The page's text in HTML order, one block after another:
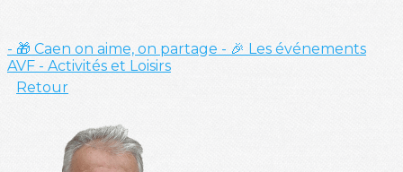
- 🎁 Caen on aime, on partage - 🎉 Les événements
AVF - Activités et Loisirs
Retour